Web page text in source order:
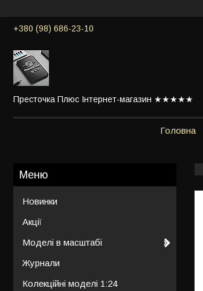
+380 (98) 686-23-10
Престочка Плюс Інтернет-магазин ★★★★★
Головна
Новинки
Акції
Моделі в масштабі
Журнали
Колекційні моделі 1:24